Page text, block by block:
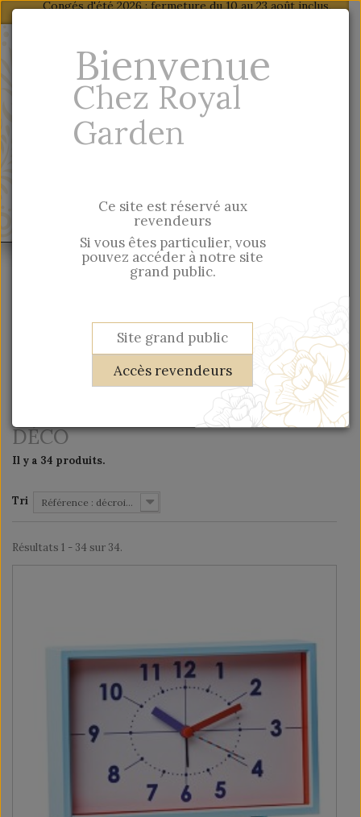
Congés d'été 2026 : fermeture du 10 au 23 août inclus,
Particulier, vous trouverez nos produits sur
notre site grand public
MENU
Esprit British Maison Déco
INFORMATIONS
MOTS-CLÉS
DÉCO
Il y a 34 produits.
Tri Référence : décroissante
Résultats 1 - 34 sur 34.
Bienvenue
Chez Royal
Garden
Ce site est réservé aux
revendeurs
Si vous êtes particulier, vous
pouvez accéder à notre site
grand public.
Site grand public
Accès revendeurs